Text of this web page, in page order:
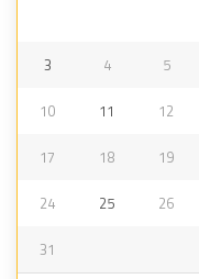
3 4 5
10 11 12
17 18 19
24 25 26
31